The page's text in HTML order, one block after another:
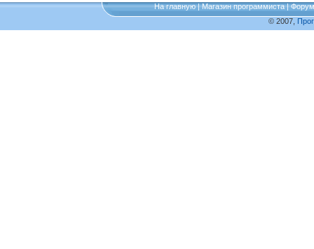
На главную|Магазин программиста|Форум
© 2007,